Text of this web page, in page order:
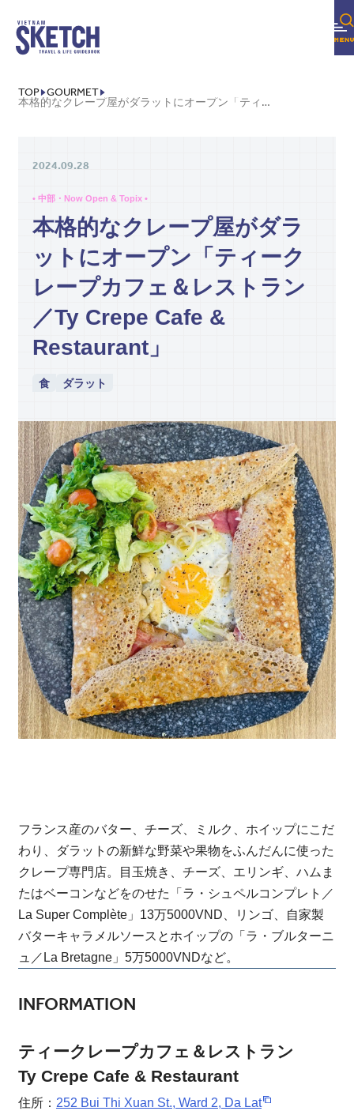
TOP GOURMET
本格的なクレープ屋がダラットにオープン「ティークレープカフェ＆レストラン／TY CREPE CAFE & RESTAURANT」
2024.09.28
• 中部・Now Open & Topix •
本格的なクレープ屋がダラ
ットにオープン「ティーク
レープカフェ＆レストラン
／Ty Crepe Cafe &
Restaurant」
食 ダラット
フランス産のバター、チーズ、ミルク、ホイップにこだ
わり、ダラットの新鮮な野菜や果物をふんだんに使った
クレープ専門店。目玉焼き、チーズ、エリンギ、ハムま
たはベーコンなどをのせた「ラ・シュペルコンプレト／
La Super Complète」13万5000VND、リンゴ、自家製
バターキャラメルソースとホイップの「ラ・ブルターニ
ュ／La Bretagne」5万5000VNDなど。
INFORMATION
ティークレープカフェ＆レストラン
Ty Crepe Cafe & Restaurant
住所： 252 Bui Thi Xuan St., Ward 2, Da Lat